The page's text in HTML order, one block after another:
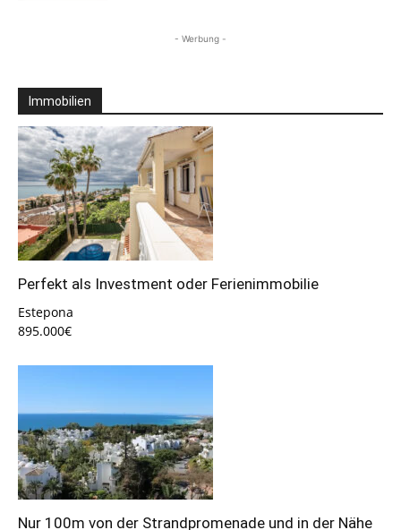
- Werbung -
Immobilien
Perfekt als Investment oder Ferienimmobilie
Estepona
895.000€
Nur 100m von der Strandpromenade und in der Nähe